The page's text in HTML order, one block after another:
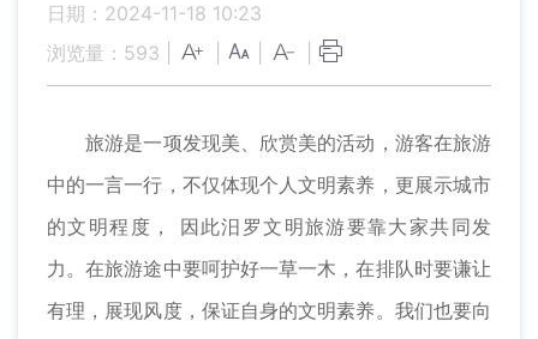
日期：2024-11-18 10:23
浏览量： 593
旅游是一项发现美、欣赏美的活动，游客在旅游
中的一言一行，不仅体现个人文明素养，更展示城市
的文明程度， 因此汨罗文明旅游要靠大家共同发
力。在旅游途中要呵护好一草一木，在排队时要谦让
有理，展现风度，保证自身的文明素养。我们也要向